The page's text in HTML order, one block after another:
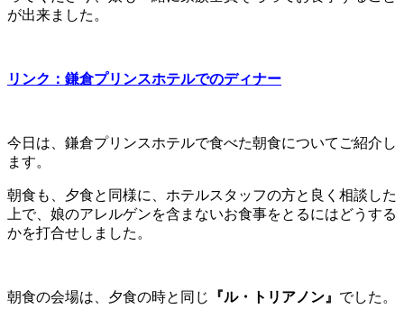
が出来ました。
リンク：鎌倉プリンスホテルでのディナー
今日は、鎌倉プリンスホテルで食べた朝食についてご紹介し
ます。
朝食も、夕食と同様に、ホテルスタッフの方と良く相談した
上で、娘のアレルゲンを含まないお食事をとるにはどうする
かを打合せしました。
朝食の会場は、夕食の時と同じ 『ル・トリアノン』 でした。